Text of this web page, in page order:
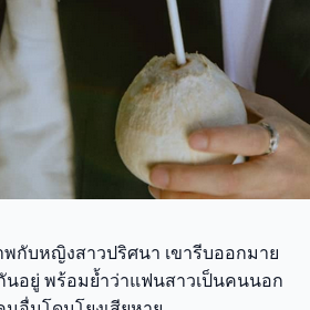
พกับหญิงสาวปริศนา เขารีบออกมาย
นอยู่ พร้อมย้ำว่าแฟนสาวเป็นคนนอก